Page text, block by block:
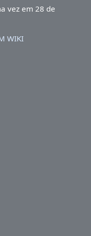
vez em 28 de
WIKI